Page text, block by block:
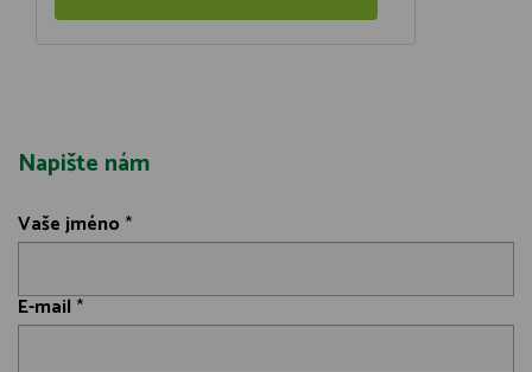
Napište nám
Vaše jméno *
E-mail *